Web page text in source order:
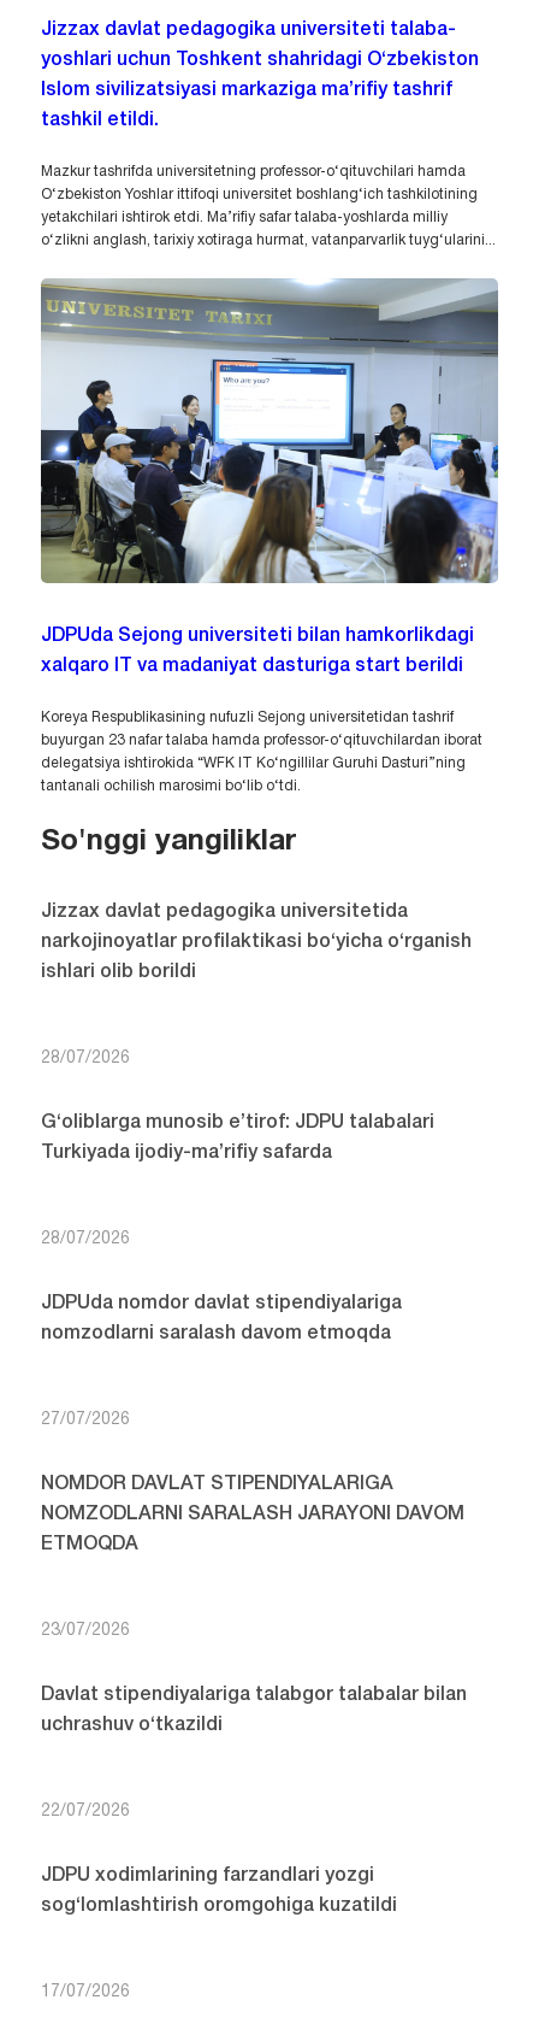
Jizzax davlat pedagogika universiteti talaba-
yoshlari uchun Toshkent shahridagi O‘zbekiston
Islom sivilizatsiyasi markaziga ma’rifiy tashrif
tashkil etildi.
Mazkur tashrifda universitetning professor-o‘qituvchilari hamda
O‘zbekiston Yoshlar ittifoqi universitet boshlang‘ich tashkilotining
yetakchilari ishtirok etdi. Ma’rifiy safar talaba-yoshlarda milliy
o‘zlikni anglash, tarixiy xotiraga hurmat, vatanparvarlik tuyg‘ularini...
JDPUda Sejong universiteti bilan hamkorlikdagi
xalqaro IT va madaniyat dasturiga start berildi
Koreya Respublikasining nufuzli Sejong universitetidan tashrif
buyurgan 23 nafar talaba hamda professor-o‘qituvchilardan iborat
delegatsiya ishtirokida “WFK IT Ko‘ngillilar Guruhi Dasturi”ning
tantanali ochilish marosimi bo‘lib o‘tdi.
So'nggi yangiliklar
Jizzax davlat pedagogika universitetida
narkojinoyatlar profilaktikasi bo‘yicha o‘rganish
ishlari olib borildi
28/07/2026
G‘oliblarga munosib e’tirof: JDPU talabalari
Turkiyada ijodiy-ma’rifiy safarda
28/07/2026
JDPUda nomdor davlat stipendiyalariga
nomzodlarni saralash davom etmoqda
27/07/2026
NOMDOR DAVLAT STIPENDIYALARIGA
NOMZODLARNI SARALASH JARAYONI DAVOM
ETMOQDA
23/07/2026
Davlat stipendiyalariga talabgor talabalar bilan
uchrashuv o‘tkazildi
22/07/2026
JDPU xodimlarining farzandlari yozgi
sog‘lomlashtirish oromgohiga kuzatildi
17/07/2026